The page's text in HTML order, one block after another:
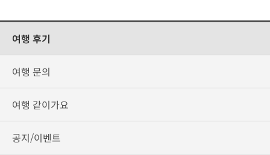
여행 후기
여행 문의
여행 같이가요
공지/이벤트